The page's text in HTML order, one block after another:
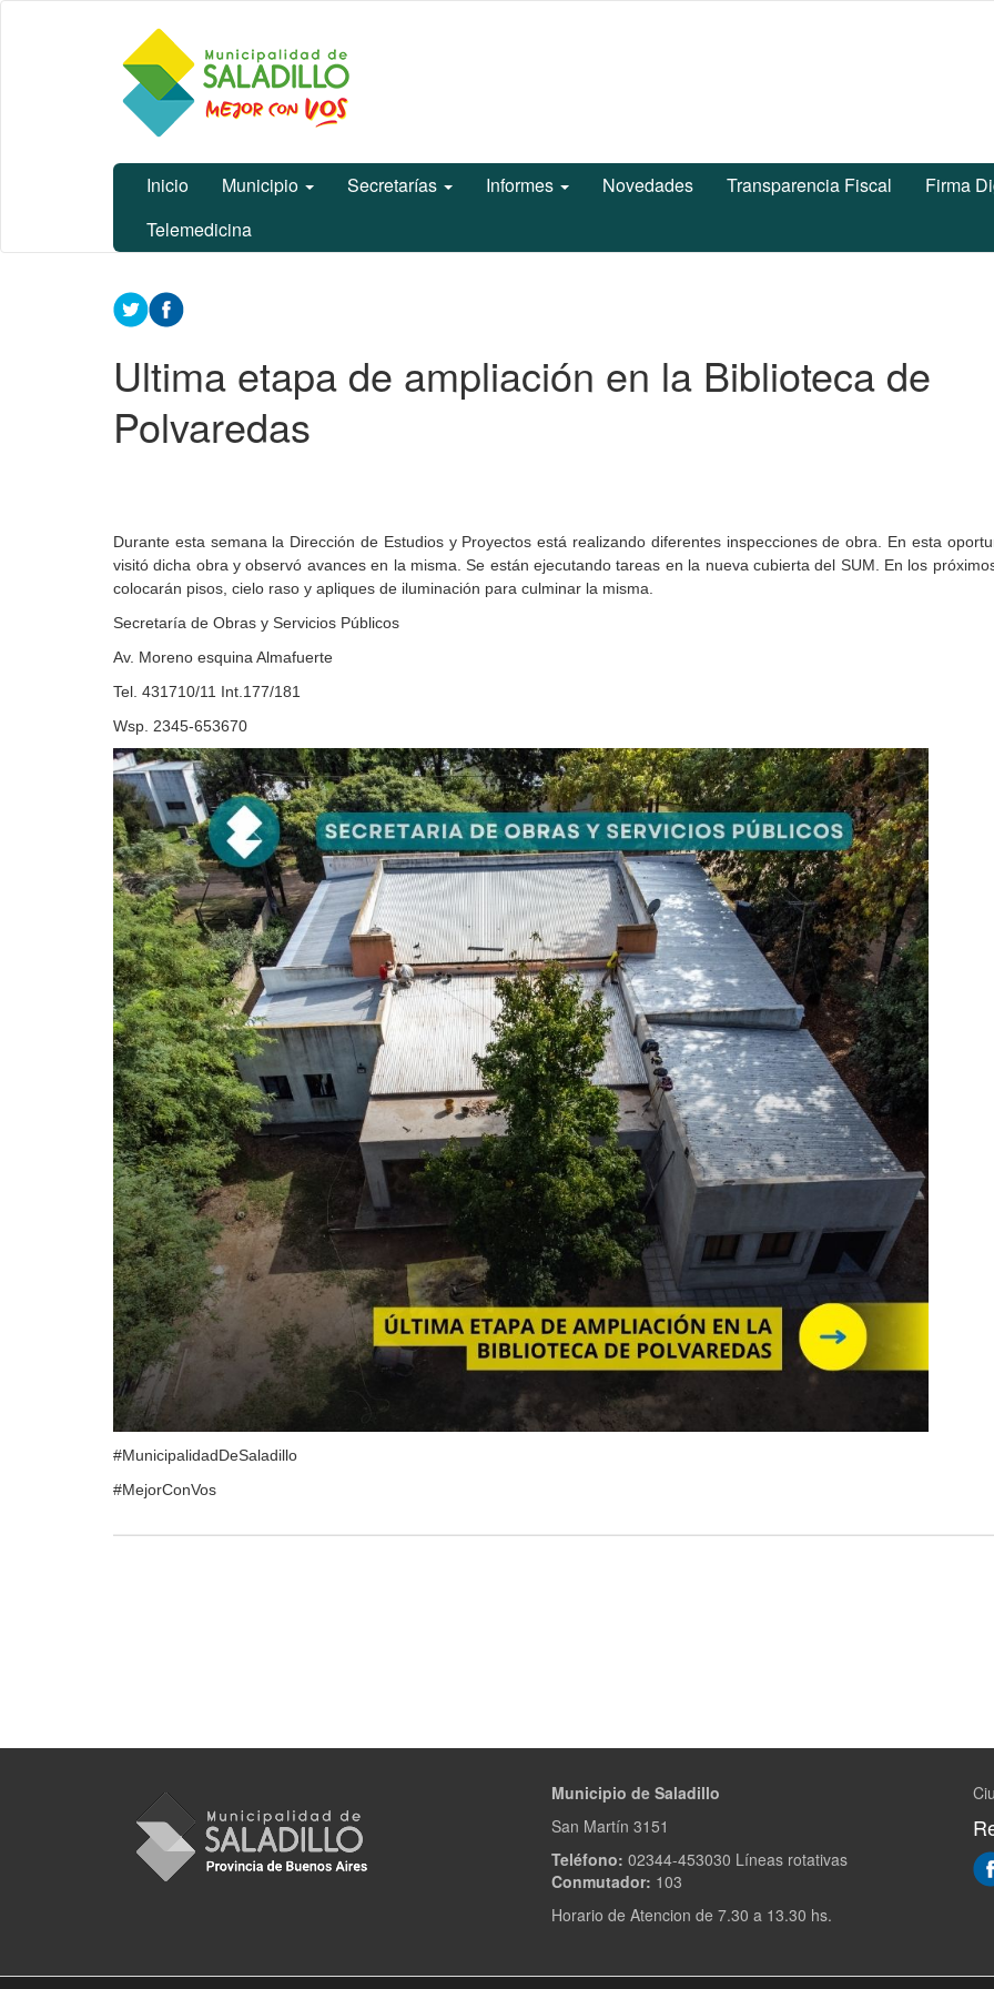
Municipalidad
de Saladillo
Inicio Municipio Secretarías Informes Novedades Transparencia Fiscal Firma
Telemedicina
Contenido
principal
Ultima etapa de ampliación en la Biblioteca de
Polvaredas
Durante esta semana la Dirección de Estudios y Proyectos está realizando diferentes inspecciones de obra. En esta
visitó dicha obra y observó avances en la misma. Se están ejecutando tareas en la nueva cubierta del SUM. En los
colocarán pisos, cielo raso y apliques de iluminación para culminar la misma.
Secretaría de Obras y Servicios Públicos
Av. Moreno esquina Almafuerte
Tel. 431710/11 Int.177/181
Wsp. 2345-653670
#MunicipalidadDeSaladillo
#MejorConVos
Municipio de Saladillo
San Martín 3151
Teléfono: 02344-453030 Líneas rotativas
Conmutador: 103
Horario de Atencion de 7.30 a 13.30 hs.